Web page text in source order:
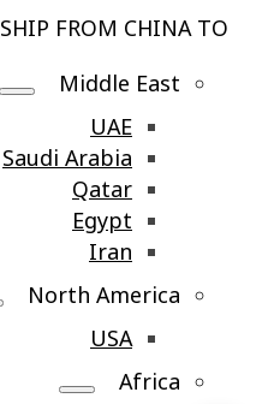
SHIP FROM CHINA TO
Middle East
UAE
Saudi Arabia
Qatar
Egypt
Iran
North America
USA
Africa